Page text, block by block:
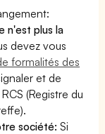
n'est plus la
devez vous
formalités des
et de
(Registre du
société:Si